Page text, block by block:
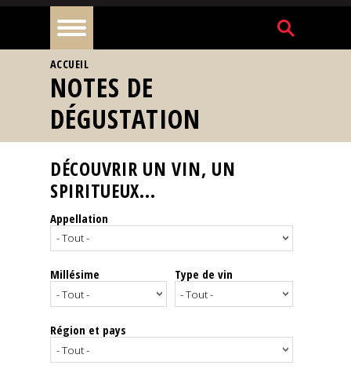
À
la
une
Reportages
Nos
Spiritueux
Notes
dégustation
VOUS ÊTES ICI
ACCUEIL
NOTES DE
DÉGUSTATION
DÉCOUVRIR UN VIN, UN
SPIRITUEUX...
Appellation
Millésime Type de vin
Région et pays